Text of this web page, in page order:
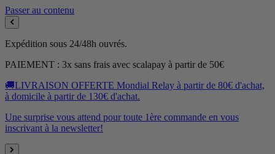
Passer au contenu
Expédition sous 24/48h ouvrés.
PAIEMENT : 3x sans frais avec scalapay à partir de 50€
🚚LIVRAISON OFFERTE Mondial Relay à partir de 80€ d'achat,
à domicile à partir de 130€ d'achat.
Une surprise vous attend pour toute 1ère commande en vous
inscrivant à la newsletter!